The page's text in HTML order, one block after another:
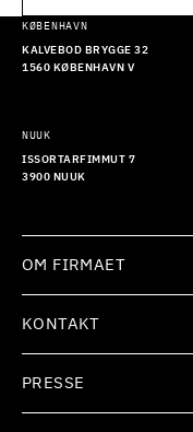
KØBENHAVN
KALVEBOD BRYGGE 32
1560 KØBENHAVN V
NUUK
ISSORTARFIMMUT 7
3900 NUUK
OM FIRMAET
KONTAKT
PRESSE